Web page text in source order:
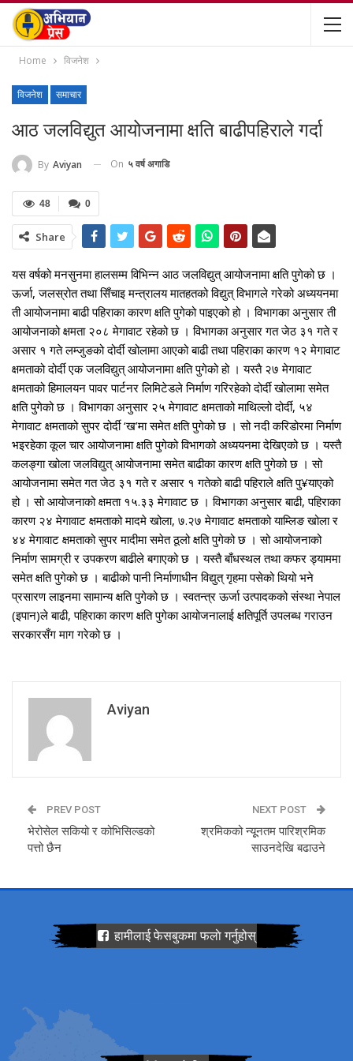
Home विजनेश
विजनेश समाचार
आठ जलविद्युत आयोजनामा क्षति बाढीपहिराले गर्दा
By Aviyan On ५ वर्ष अगाडि
0
48
Share
यस वर्षको मनसुनमा हालसम्म विभिन्न आठ जलविद्युत् आयोजनामा क्षति पुगेको छ ।
ऊर्जा, जलस्रोत तथा सिँचाइ मन्त्रालय मातहतको विद्युत् विभागले गरेको अध्ययनमा
ती आयोजनामा बाढी पहिराका कारण क्षति पुगेको पाइएको हो । विभागका अनुसार ती
आयोजनाको क्षमता २०८ मेगावाट रहेको छ । विभागका अनुसार गत जेठ ३१ गते र
असार १ गते लम्जुङको दोर्दी खोलामा आएको बाढी तथा पहिराका कारण १२ मेगावाट
क्षमताको दोर्दी एक जलविद्युत् आयोजनामा क्षति पुगेको हो । यस्तै २७ मेगावाट
क्षमताको हिमालयन पावर पार्टनर लिमिटेडले निर्माण गरिरहेको दोर्दी खोलामा समेत
क्षति पुगेको छ । विभागका अनुसार २५ मेगावाट क्षमताको माथिल्लो दोर्दी, ५४
मेगावाट क्षमताको सुपर दोर्दी ‘ख’मा समेत क्षति पुगेको छ । सो नदी करिडोरमा निर्माण
भइरहेका कूल चार आयोजनामा क्षति पुगेको विभागको अध्ययनमा देखिएको छ । यस्तै
कलङ्गा खोला जलविद्युत् आयोजनामा समेत बाढीका कारण क्षति पुगेको छ । सो
आयोजनामा समेत गत जेठ ३१ गते र असार १ गतेको बाढी पहिराले क्षति पु¥याएको
हो । सो आयोजनाको क्षमता १५.३३ मेगावाट छ । विभागका अनुसार बाढी, पहिराका
कारण २४ मेगावाट क्षमताको मादमे खोला, ७.२७ मेगावाट क्षमताको याम्लिङ खोला र
४४ मेगावाट क्षमताको सुपर मादीमा समेत ठूलो क्षति पुगेको छ । सो आयोजनाको
निर्माण सामग्री र उपकरण बाढीले बगाएको छ । यस्तै बाँधस्थल तथा कफर ड्याममा
समेत क्षति पुगेको छ । बाढीको पानी निर्माणाधीन विद्युत् गृहमा पसेको थियो भने
प्रसारण लाइनमा सामान्य क्षति पुगेको छ । स्वतन्त्र ऊर्जा उत्पादकको संस्था नेपाल
(इपान)ले बाढी, पहिराका कारण क्षति पुगेका आयोजनालाई क्षतिपूर्ति उपलब्ध गराउन
सरकारसँग माग गरेको छ ।
Aviyan
PREV POST
भेरोसेल सकियो र कोभिसिल्डको
पत्तो छैन
NEXT POST
श्रमिकको न्यूूनतम पारिश्रमिक
साउनदेखि बढाउने
हामीलाई फेसबुकमा फलाे गर्नुहोस्